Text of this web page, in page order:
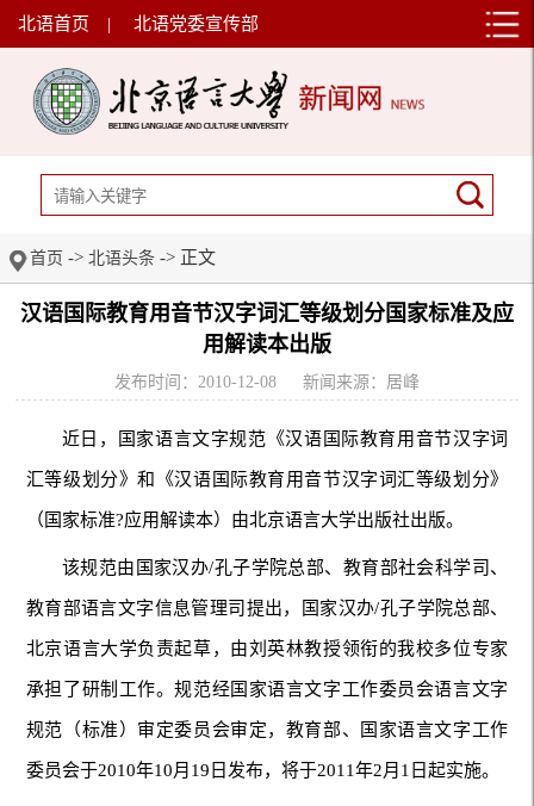
北语首页 | 北语党委宣传部
首页 -> 北语头条 -> 正文
汉语国际教育用音节汉字词汇等级划分国家标准及应
用解读本出版
发布时间：2010-12-08 新闻来源：居峰
近日，国家语言文字规范《汉语国际教育用音节汉字词
汇等级划分》和《汉语国际教育用音节汉字词汇等级划分》
（国家标准?应用解读本）由北京语言大学出版社出版。
该规范由国家汉办/孔子学院总部、教育部社会科学司、
教育部语言文字信息管理司提出，国家汉办/孔子学院总部、
北京语言大学负责起草，由刘英林教授领衔的我校多位专家
承担了研制工作。规范经国家语言文字工作委员会语言文字
规范（标准）审定委员会审定，教育部、国家语言文字工作
委员会于2010年10月19日发布，将于2011年2月1日起实施。